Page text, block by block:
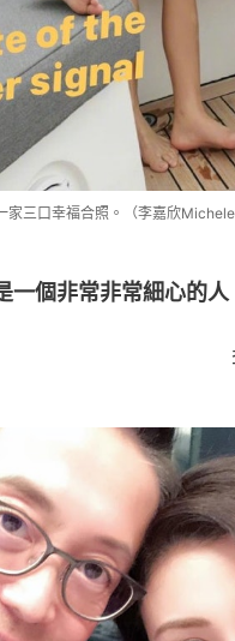
家三口幸福合照。（李嘉欣
一個非常非常細心的人